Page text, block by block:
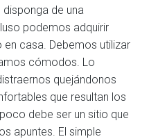
de una
podemos adquirir
casa. Debemos utilizar
cómodos. Lo
quejándonos
que resultan los
debe ser un sitio que
apuntes. El simple